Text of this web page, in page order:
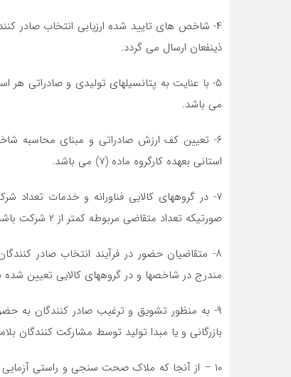
ذینفعان ارسال می گردد.
۵- با عنایت به پتانسیلهای تولیدی و صادراتی
می باشد.
۶- تعیین کف ارزش صادراتی و مبنای محاسبه
استانی بعهده کارگروه ماده (۷) می باشد.
صورتیکه تعداد متقاضی مربوطه کمتر از ۲ شرکت باشد در گروههای دیگر دارای مشابهت محتوایی تلفیق گردد.
۸- متقاضیان حضور در فرآیند انتخاب صادر
مندرج در شاخصها و در گروههای کالایی تعیین شده
۹- به منظور تشویق و ترغیب صادر کنندگان به
بازرگانی و یا مبدا تولید توسط مشارکت کنندگان
۱۰ – از آنجا که ملاک صحت سنجی و راستی آزمایی